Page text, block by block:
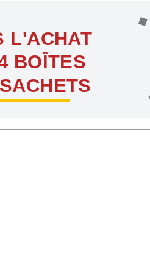
L'ACHAT
BOÎTES